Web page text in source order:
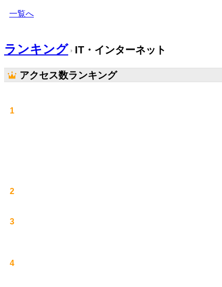
一覧へ
ランキング IT・インターネット
アクセス数ランキング
1
2
3
4